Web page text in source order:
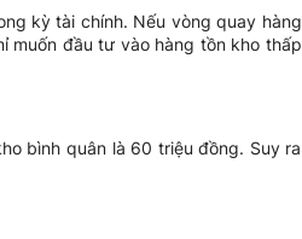
kỳ tài chính. Nếu vòng quay hàng
muốn đầu tư vào hàng tồn kho thấp
bình quân là 60 triệu đồng. Suy ra